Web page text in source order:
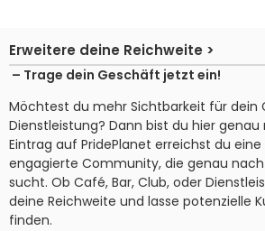
Erweitere deine Reichweite >
– Trage dein Geschäft jetzt ein!
Möchtest du mehr Sichtbarkeit für dein
Dienstleistung? Dann bist du hier
Eintrag auf PridePlanet erreichst du
engagierte Community, die genau
sucht. Ob Café, Bar, Club, oder
deine Reichweite und lasse potenzielle
finden.